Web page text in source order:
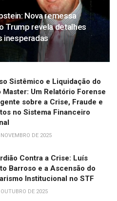
Nova remessa
Trump revela detalhes
inesperadas
Sistêmico e Liquidação do
Master: Um Relatório Forense
sobre a Crise, Fraude e
no Sistema Financeiro
DE 2025
Contra a Crise: Luís
Barroso e a Ascensão do
Institucional no STF
DE 2025